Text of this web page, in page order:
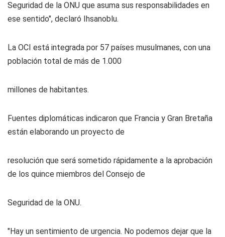
Seguridad de la ONU que asuma sus responsabilidades en
ese sentido", declaró Ihsanoblu.
La OCI está integrada por 57 países musulmanes, con una
población total de más de 1.000
millones de habitantes.
Fuentes diplomáticas indicaron que Francia y Gran Bretaña
están elaborando un proyecto de
resolución que será sometido rápidamente a la aprobación
de los quince miembros del Consejo de
Seguridad de la ONU.
"Hay un sentimiento de urgencia. No podemos dejar que la